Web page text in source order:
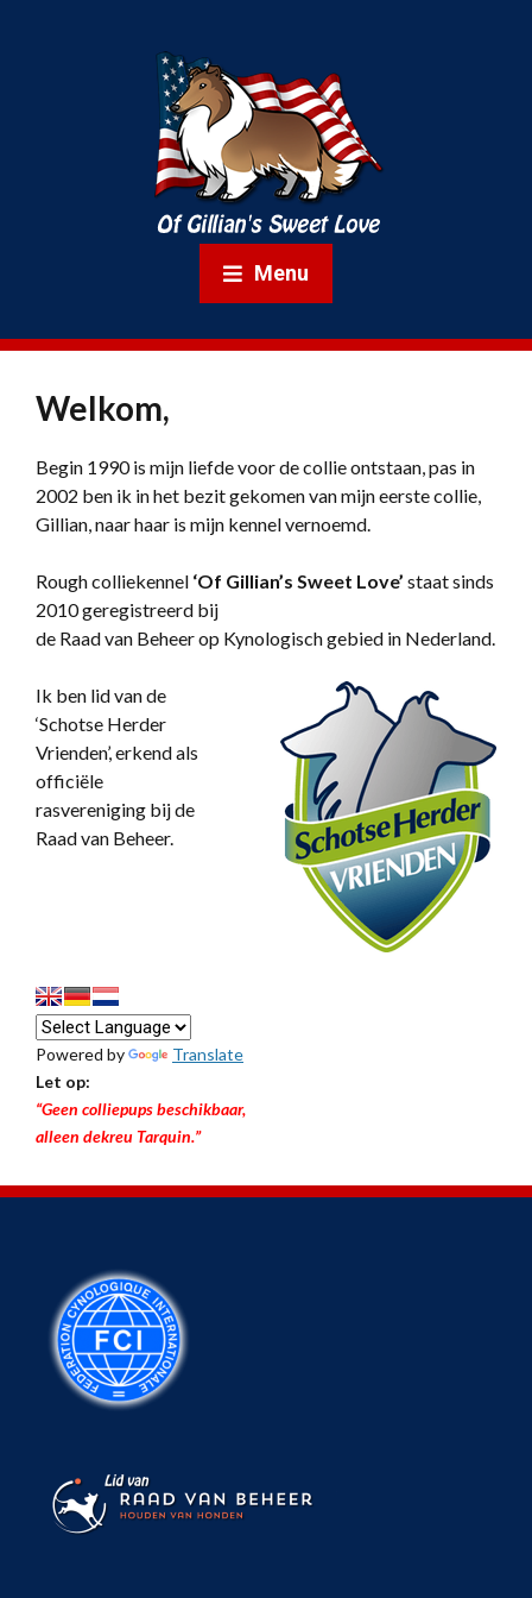
Menu
Welkom,
Begin 1990 is mijn liefde voor de collie ontstaan, pas in
2002 ben ik in het bezit gekomen van mijn eerste collie,
Gillian, naar haar is mijn kennel vernoemd.
Rough colliekennel ‘Of Gillian’s Sweet Love’ staat sinds
2010 geregistreerd bij
de Raad van Beheer op Kynologisch gebied in Nederland.
Ik ben lid van de
‘Schotse Herder
Vrienden’, erkend als
officiële
rasvereniging bij de
Raad van Beheer.
Powered by
Translate
Let op:
“Geen colliepups beschikbaar,
alleen dekreu Tarquin.”